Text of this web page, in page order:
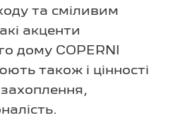
та сміливим
акценти
дому COPERNI
також і цінності